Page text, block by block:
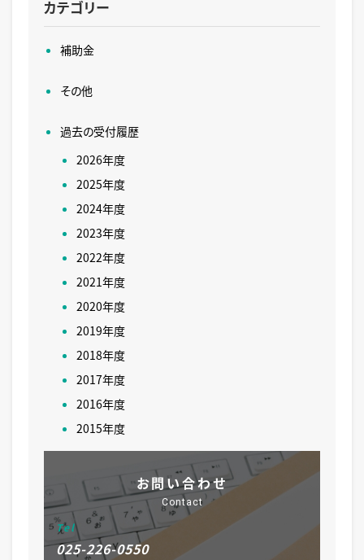
カテゴリー
補助金
その他
過去の受付履歴
2026年度
2025年度
2024年度
2023年度
2022年度
2021年度
2020年度
2019年度
2018年度
2017年度
2016年度
2015年度
お問い合わせ
Contact
Tel
025-226-0550